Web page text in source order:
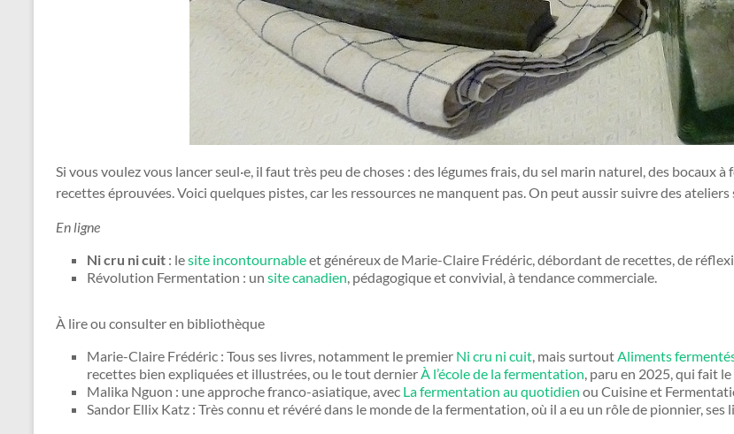
Si vous voulez vous lancer seul·e, il faut très peu de choses : des légumes frais, du sel marin naturel, des
recettes éprouvées. Voici quelques pistes, car les ressources ne manquent pas. On peut aussir suivre des
En ligne
Ni cru ni cuit : lesite incontournableet généreux de Marie-Claire Frédéric, débordant de recettes, de
Révolution Fermentation : un site canadien, pédagogique et convivial, à tendance commerciale.
À lire ou consulter en bibliothèque
Marie-Claire Frédéric : Tous ses livres, notamment le premier Ni cru ni cuit, mais surtoutAliments
recettes bien expliquées et illustrées, ou le tout dernierÀ l’école de la fermentation, paru en 2025, qui fait
Malika Nguon : une approche franco-asiatique, avec La fermentation au quotidien ou Cuisine et
Sandor Ellix Katz : Très connu et révéré dans le monde de la fermentation, où il a eu un rôle de pionnier,